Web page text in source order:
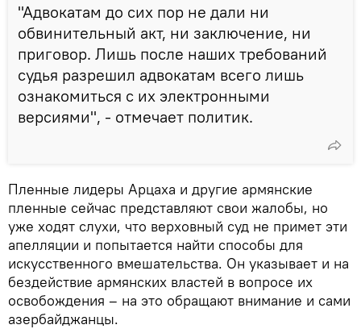
"Адвокатам до сих пор не дали ни
обвинительный акт, ни заключение, ни
приговор. Лишь после наших требований
судья разрешил адвокатам всего лишь
ознакомиться с их электронными
версиями", - отмечает политик.
Пленные лидеры Арцаха и другие армянские
пленные сейчас представляют свои жалобы, но
уже ходят слухи, что верховный суд не примет эти
апелляции и попытается найти способы для
искусственного вмешательства. Он указывает и на
бездействие армянских властей в вопросе их
освобождения – на это обращают внимание и сами
азербайджанцы.